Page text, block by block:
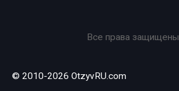
Все права защищены.
© 2010-2026 OtzyvRU.com